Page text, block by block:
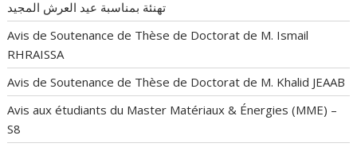
تهنئة بمناسبة عيد العرش المجيد
Avis de Soutenance de Thèse de Doctorat de M. Ismail
RHRAISSA
Avis de Soutenance de Thèse de Doctorat de M. Khalid JEAAB
Avis aux étudiants du Master Matériaux & Énergies (MME) –
S8